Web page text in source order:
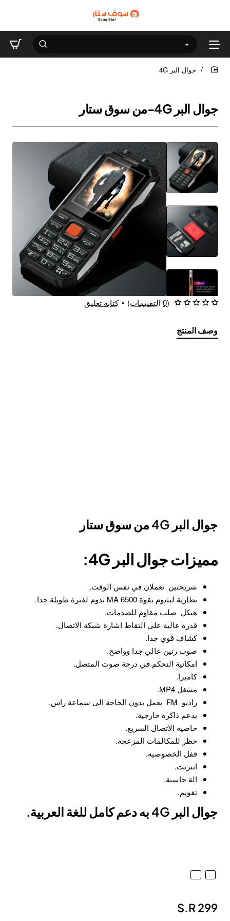
جوال البر 4G
جوال البر 4G-من سوق ستار
وصف المنتج
جوال البر 4G من سوق ستار
مميزات جوال البر 4G:
شريحتين تعملان في نفس الوقت.
بطارية ليثيوم بقوة 6500 MA تدوم لفترة طويلة جدا.
هيكل صلب مقاوم للصدمات.
قدرة عالية على التقاط اشارة شبكة الاتصال.
كشاف قوي جدا.
صوت رنين عالي جدا وواضح.
امكانية التحكم في درجة صوت المتصل.
كاميرا.
مشغل MP4.
راديو FM يعمل بدون الحاجة الى سماعة راس.
يدعم ذاكرة خارجية.
خاصية الاتصال السريع.
حظر للمكالمات المزعجه.
قفل الخصوصيه.
انترنت.
الة حاسبة.
تقويم.
جوال البر 4G به دعم كامل للغة العربية.
(0 التقييمات) • كتابة تعليق
S.R 299